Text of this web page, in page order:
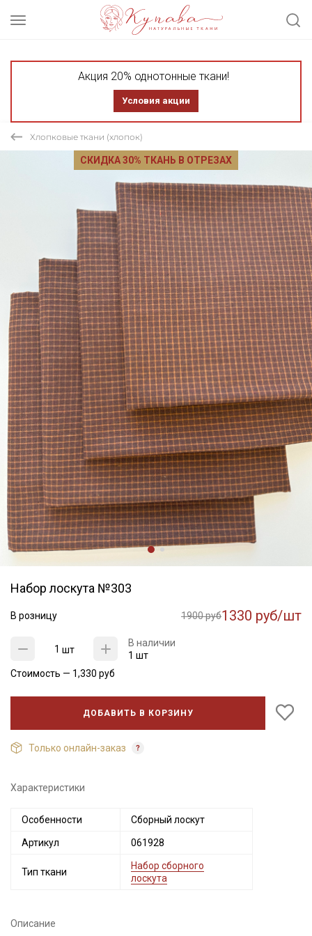
Акция 20% однотонные ткани!
Условия акции
Хлопковые ткани (хлопок)
СКИДКА 30% ТКАНЬ В ОТРЕЗАХ
Набор лоскута №303
В розницу 1900 руб1330 руб/шт
шт
В наличии
1 шт
Стоимость — 1,330 руб
ДОБАВИТЬ В КОРЗИНУ
Только онлайн-заказ
Характеристики
Особенности Сборный лоскут
Артикул 061928
Тип ткани
Набор сборного
лоскута
Описание
промокоды и скидки до 30% на узкие
категории тканей